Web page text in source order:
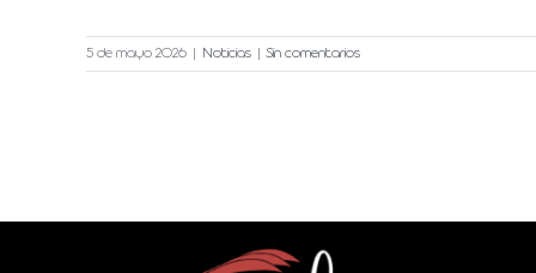
5 de mayo 2026 Noticias Sin comentarios